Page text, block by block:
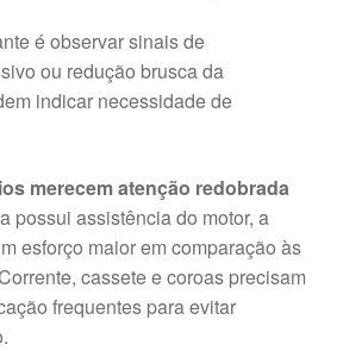
é observar sinais de
ou redução brusca da
indicar necessidade de
merecem atenção redobrada
possui assistência do motor, a
esforço maior em comparação às
cassete e coroas precisam
frequentes para evitar